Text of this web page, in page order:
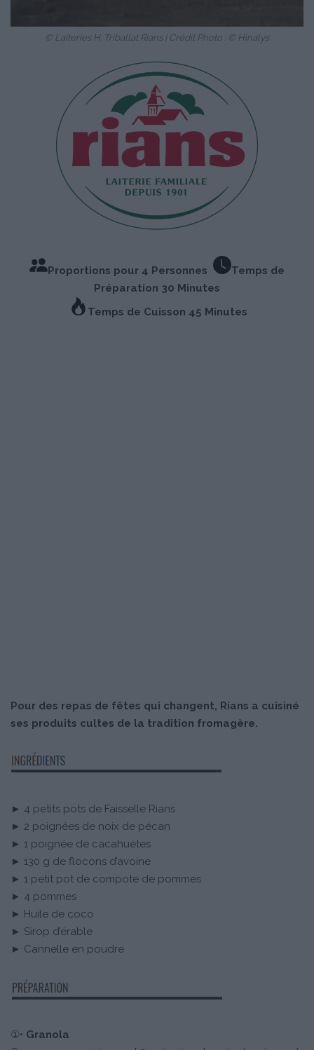
© Laiteries H. Triballat Rians | Crédit Photo : © Hinalys
Proportions pour 4 Personnes
Temps de
Préparation 30 Minutes
Temps de Cuisson 45 Minutes
Pour des repas de fêtes qui changent, Rians a cuisiné
ses produits cultes de la tradition fromagère.
► 4 petits pots de Faisselle Rians
► 2 poignées de noix de pécan
► 1 poignée de cacahuètes
► 130 g de flocons d’avoine
► 1 petit pot de compote de pommes
► 4 pommes
► Huile de coco
► Sirop d’érable
► Cannelle en poudre
①• Granola